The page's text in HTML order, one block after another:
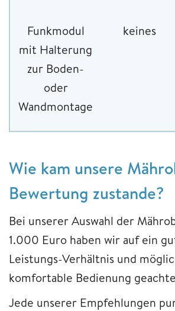
Funkmodul
mit Halterung
zur Boden-
oder
Wandmontage
keines
Wie kam unsere
Bewertung zustande?
Bei unserer Auswahl der
1.000 Euro haben wir auf ein
Leistungs-Verhältnis und
komfortable Bedienung
Jede unserer Empfehlungen